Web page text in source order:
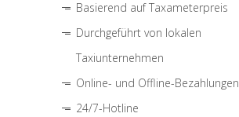
Basierend auf Taxameterpreis
Durchgeführt von lokalen
Taxiunternehmen
Online- und Offline-Bezahlungen
24/7-Hotline